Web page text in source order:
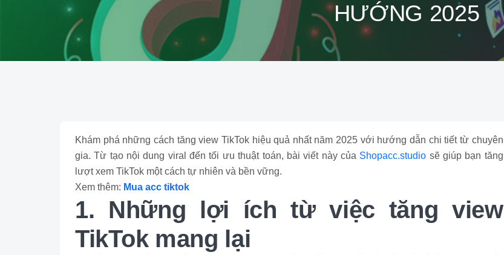
HƯỚNG 2025
Khám phá những cách tăng view TikTok hiệu quả nhất năm 2025 với hướng dẫn chi tiết từ chuyên
gia. Từ tạo nội dung viral đến tối ưu thuật toán, bài viết này của Shopacc.studio sẽ giúp bạn tăng
lượt xem TikTok một cách tự nhiên và bền vững.
Xem thêm: Mua acc tiktok
1. Những lợi ích từ việc tăng view
TikTok mang lại